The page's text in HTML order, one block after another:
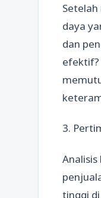
daya
dan
efektif?
3.
tinggi